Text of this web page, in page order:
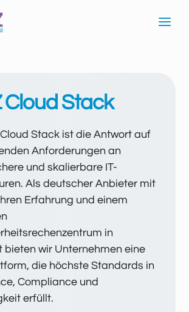
Cloud Stack
Stack ist die Antwort auf
Anforderungen an
und skalierbare IT-
Als deutscher Anbieter mit
Erfahrung und einem
in
bieten wir Unternehmen eine
die höchste Standards in
Compliance und
erfüllt.